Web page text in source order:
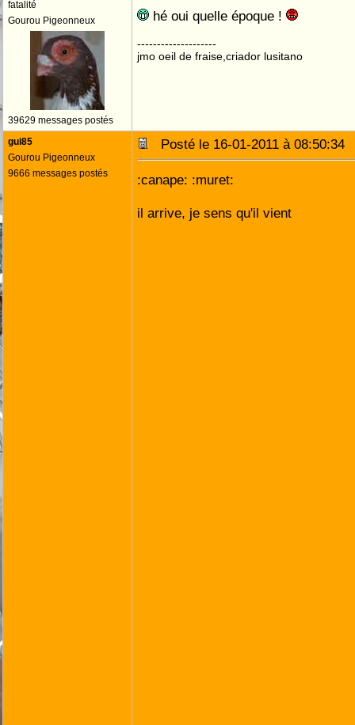
fatalité
Gourou Pigeonneux
39629 messages postés
hé oui quelle époque !
--------------------
jmo oeil de fraise,criador lusitano
gui85
Gourou Pigeonneux
9666 messages postés
Posté le 16-01-2011 à
:canape: :muret:
il arrive, je sens qu'il vient